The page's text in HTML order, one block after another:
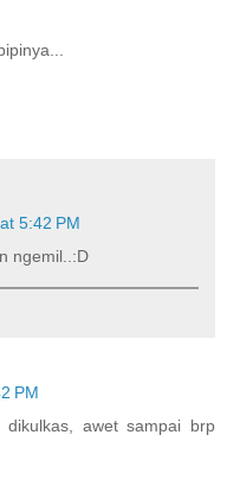
5:42 PM
ngemil..:D
PM
awet sampai brp